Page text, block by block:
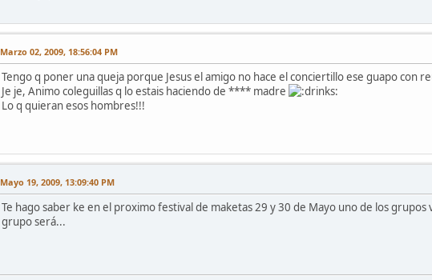
Marzo 02, 2009, 18:56:04 PM
Tengo q poner una queja porque Jesus el amigo no hace el conciertillo ese guapo con
Je je, Animo coleguillas q lo estais haciendo de **** madre
Lo q quieran esos hombres!!!
Mayo 19, 2009, 13:09:40 PM
Te hago saber ke en el proximo festival de maketas 29 y 30 de Mayo uno de los
grupo será...